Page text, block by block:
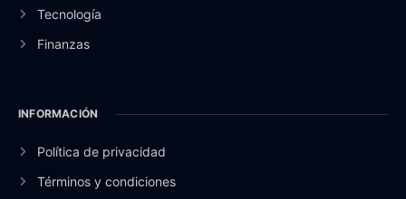
Tecnología
Finanzas
INFORMACIÓN
Política de privacidad
Términos y condiciones